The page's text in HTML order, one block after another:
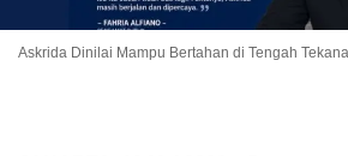
Askrida Dinilai Mampu Bertahan di Tengah